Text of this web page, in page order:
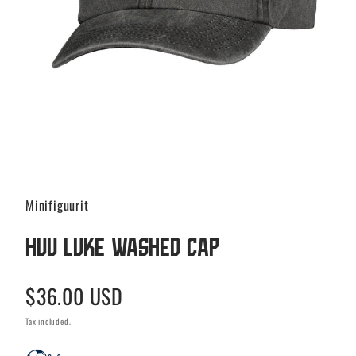
Minifiguurit
HUU Luke Washed cap
Regular
price
$36.00 USD
Tax included.